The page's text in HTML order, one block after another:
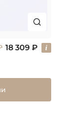
18 309 ₽